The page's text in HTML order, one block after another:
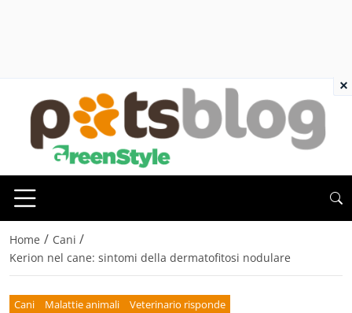
Home / Cani /
Kerion nel cane: sintomi della dermatofitosi nodulare
Cani Malattie animali Veterinario risponde
×